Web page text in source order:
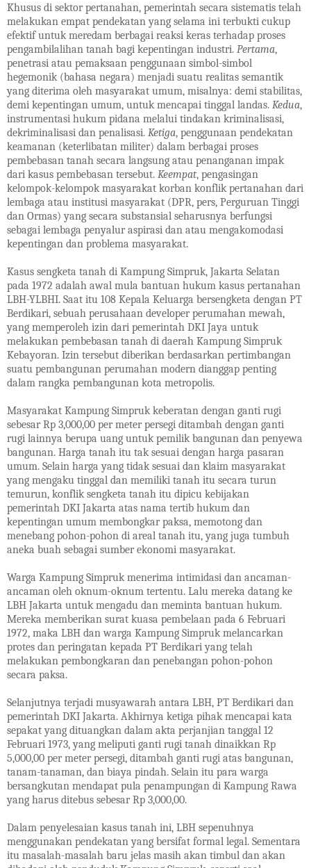
Khusus di sektor pertanahan, pemerintah secara sistematis telah
melakukan empat pendekatan yang selama ini terbukti cukup
efektif untuk meredam berbagai reaksi keras terhadap proses
pengambilalihan tanah bagi kepentingan industri. Pertama,
penetrasi atau pemaksaan penggunaan simbol-simbol
hegemonik (bahasa negara) menjadi suatu realitas semantik
yang diterima oleh masyarakat umum, misalnya: demi stabilitas,
demi kepentingan umum, untuk mencapai tinggal landas. Kedua,
instrumentasi hukum pidana melalui tindakan kriminalisasi,
dekriminalisasi dan penalisasi. Ketiga, penggunaan pendekatan
keamanan (keterlibatan militer) dalam berbagai proses
pembebasan tanah secara langsung atau penanganan impak
dari kasus pembebasan tersebut. Keempat, pengasingan
kelompok-kelompok masyarakat korban konflik pertanahan dari
lembaga atau institusi masyarakat (DPR, pers, Perguruan Tinggi
dan Ormas) yang secara substansial seharusnya berfungsi
sebagai lembaga penyalur aspirasi dan atau mengakomodasi
kepentingan dan problema masyarakat.
Kasus sengketa tanah di Kampung Simpruk, Jakarta Selatan
pada 1972 adalah awal mula bantuan hukum kasus pertanahan
LBH-YLBHI. Saat itu 108 Kepala Keluarga bersengketa dengan PT
Berdikari, sebuah perusahaan developer perumahan mewah,
yang memperoleh izin dari pemerintah DKI Jaya untuk
melakukan pembebasan tanah di daerah Kampung Simpruk
Kebayoran. Izin tersebut diberikan berdasarkan pertimbangan
suatu pembangunan perumahan modern dianggap penting
dalam rangka pembangunan kota metropolis.
Masyarakat Kampung Simpruk keberatan dengan ganti rugi
sebesar Rp 3,000,00 per meter persegi ditambah dengan ganti
rugi lainnya berupa uang untuk pemilik bangunan dan penyewa
bangunan. Harga tanah itu tak sesuai dengan harga pasaran
umum. Selain harga yang tidak sesuai dan klaim masyarakat
yang mengaku tinggal dan memiliki tanah itu secara turun
temurun, konflik sengketa tanah itu dipicu kebijakan
pemerintah DKI Jakarta atas nama tertib hukum dan
kepentingan umum membongkar paksa, memotong dan
menebang pohon-pohon di areal tanah itu, yang juga tumbuh
aneka buah sebagai sumber ekonomi masyarakat.
Warga Kampung Simpruk menerima intimidasi dan ancaman-
ancaman oleh oknum-oknum tertentu. Lalu mereka datang ke
LBH Jakarta untuk mengadu dan meminta bantuan hukum.
Mereka memberikan surat kuasa pembelaan pada 6 Februari
1972, maka LBH dan warga Kampung Simpruk melancarkan
protes dan peringatan kepada PT Berdikari yang telah
melakukan pembongkaran dan penebangan pohon-pohon
secara paksa.
Selanjutnya terjadi musyawarah antara LBH, PT Berdikari dan
pemerintah DKI Jakarta. Akhirnya ketiga pihak mencapai kata
sepakat yang dituangkan dalam akta perjanjian tanggal 12
Februari 1973, yang meliputi ganti rugi tanah dinaikkan Rp
5,000,00 per meter persegi, ditambah ganti rugi atas bangunan,
tanam-tanaman, dan biaya pindah. Selain itu para warga
bersangkutan mendapat pula penampungan di Kampung Rawa
yang harus ditebus sebesar Rp 3,000,00.
Dalam penyelesaian kasus tanah ini, LBH sepenuhnya
menggunakan pendekatan yang bersifat formal legal. Sementara
itu masalah-masalah baru jelas masih akan timbul dan akan